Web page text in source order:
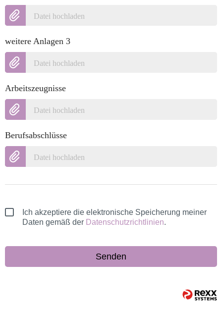
Datei hochladen
weitere Anlagen 3
Datei hochladen
Arbeitszeugnisse
Datei hochladen
Berufsabschlüsse
Datei hochladen
Ich akzeptiere die elektronische Speicherung meiner
Daten gemäß der Datenschutzrichtlinien.
Senden